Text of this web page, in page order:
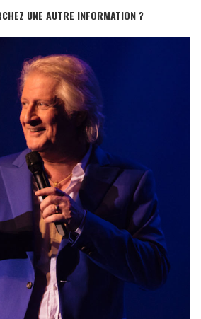
UNE AUTRE INFORMATION ?